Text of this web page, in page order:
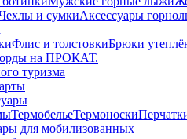
и сумкиАксессуары
Флис и толстовкиБрюки
на ПРОКАТ.
туризма
ТермобельеТермоноски
для мобилизованных